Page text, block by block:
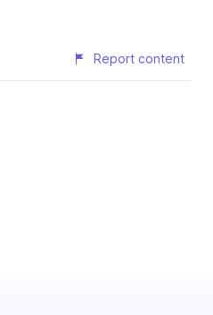
Report content